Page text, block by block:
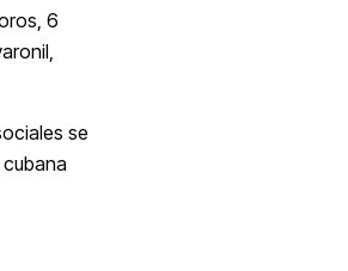
6
se